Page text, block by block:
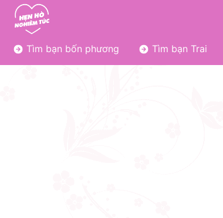
Tìm bạn bốn phương Tìm bạn Trai